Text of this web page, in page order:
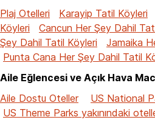
Plaj Otelleri
Karayip Tatil Köyleri
Köyleri
Cancun Her Şey Dahil
Şey Dahil Tatil Köyleri
Jamaika
Punta Cana Her Şey Dahil Tatil
Aile Eğlencesi ve Açık Hava
Aile Dostu Oteller
US National
US Theme Parks yakınındaki